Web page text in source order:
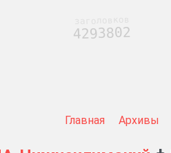
Главная Архивы
4293802